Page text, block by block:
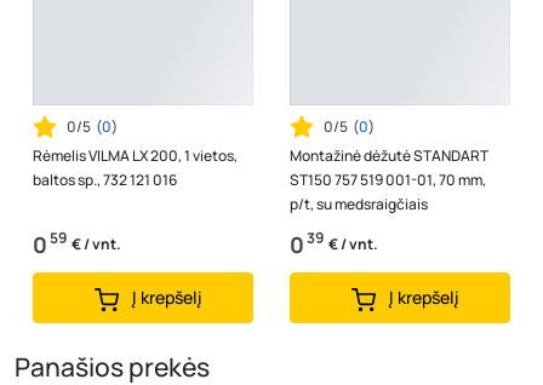
0/5 (0)
Rėmelis VILMA LX 200, 1 vietos,
baltos sp., 732 121 016
059 € / vnt.
Į krepšelį
0/5 (0)
Montažinė dėžutė STANDART
ST150 757 519 001-01, 70 mm,
p/t, su medsraigčiais
039 € / vnt.
Į krepšelį
Panašios prekės